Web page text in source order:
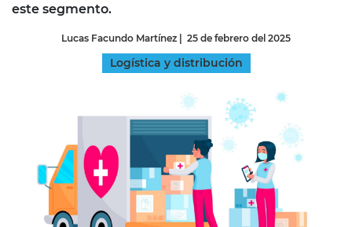
este segmento.
Lucas Facundo Martínez | 25 de febrero del 2025
Logística y distribución